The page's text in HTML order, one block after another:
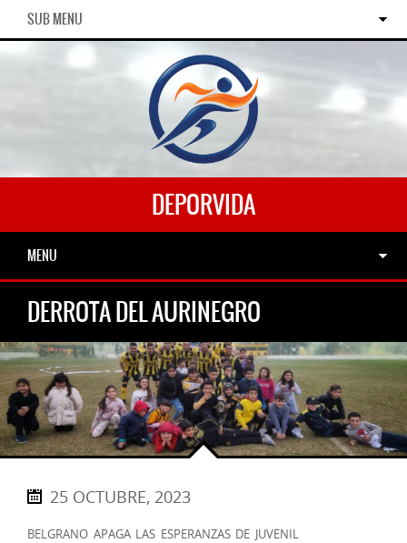
SUB MENU
DEPORVIDA
MENU
DERROTA DEL AURINEGRO
25 OCTUBRE, 2023
BELGRANO APAGA LAS ESPERANZAS DE JUVENIL